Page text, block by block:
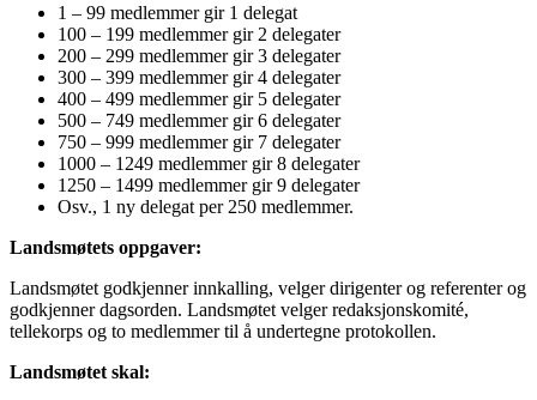
1 – 99 medlemmer gir 1 delegat
100 – 199 medlemmer gir 2 delegater
200 – 299 medlemmer gir 3 delegater
300 – 399 medlemmer gir 4 delegater
400 – 499 medlemmer gir 5 delegater
500 – 749 medlemmer gir 6 delegater
750 – 999 medlemmer gir 7 delegater
1000 – 1249 medlemmer gir 8 delegater
1250 – 1499 medlemmer gir 9 delegater
Osv., 1 ny delegat per 250 medlemmer.
Landsmøtets oppgaver:
Landsmøtet godkjenner innkalling, velger dirigenter og referenter og
godkjenner dagsorden. Landsmøtet velger redaksjonskomité,
tellekorps og to medlemmer til å undertegne protokollen.
Landsmøtet skal: